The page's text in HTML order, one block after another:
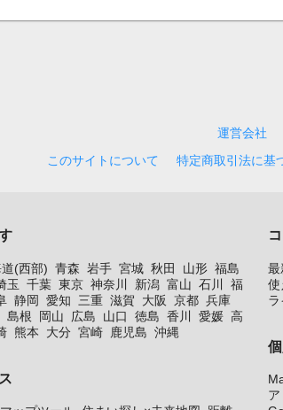
運営会社
このサイトについて
特定商取引法に基
(西部) 青森 岩手 宮城 秋田 山形 福島
玉 千葉 東京 神奈川 新潟 富山 石川
福
静岡 愛知 三重 滋賀 大阪 京都 兵庫
島根 岡山 広島 山口 徳島 香川 愛媛 高
熊本 大分 宮崎 鹿児島 沖縄
最
使
ア